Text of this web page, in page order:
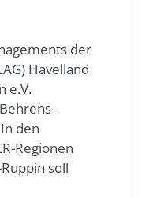
der
Havelland
e.V.
den
Regionen
soll